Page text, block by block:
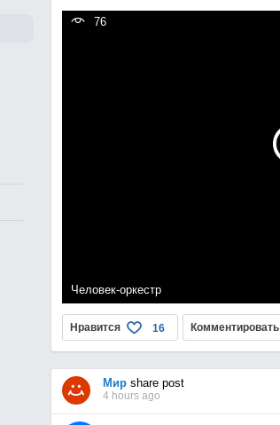
76
Человек-оркестр
Нравится 16 Комментировать
Мирshare post
4 hours ago